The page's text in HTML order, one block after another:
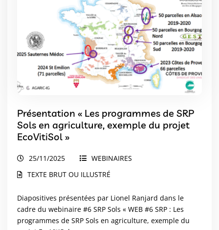
Présentation « Les programmes de SRP
Sols en agriculture, exemple du projet
EcoVitiSol »
25/11/2025
WEBINAIRES
TEXTE BRUT OU ILLUSTRÉ
Diapositives présentées par Lionel Ranjard dans le
cadre du webinaire #6 SRP Sols « WEB #6 SRP : Les
programmes de SRP Sols en agriculture, exemple du